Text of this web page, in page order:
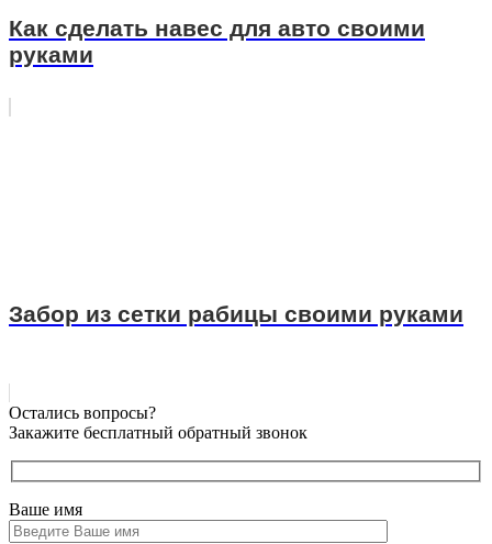
Как сделать навес для авто своими
руками
Забор из сетки рабицы своими руками
Остались вопросы?
Закажите бесплатный обратный звонок
Ваше имя